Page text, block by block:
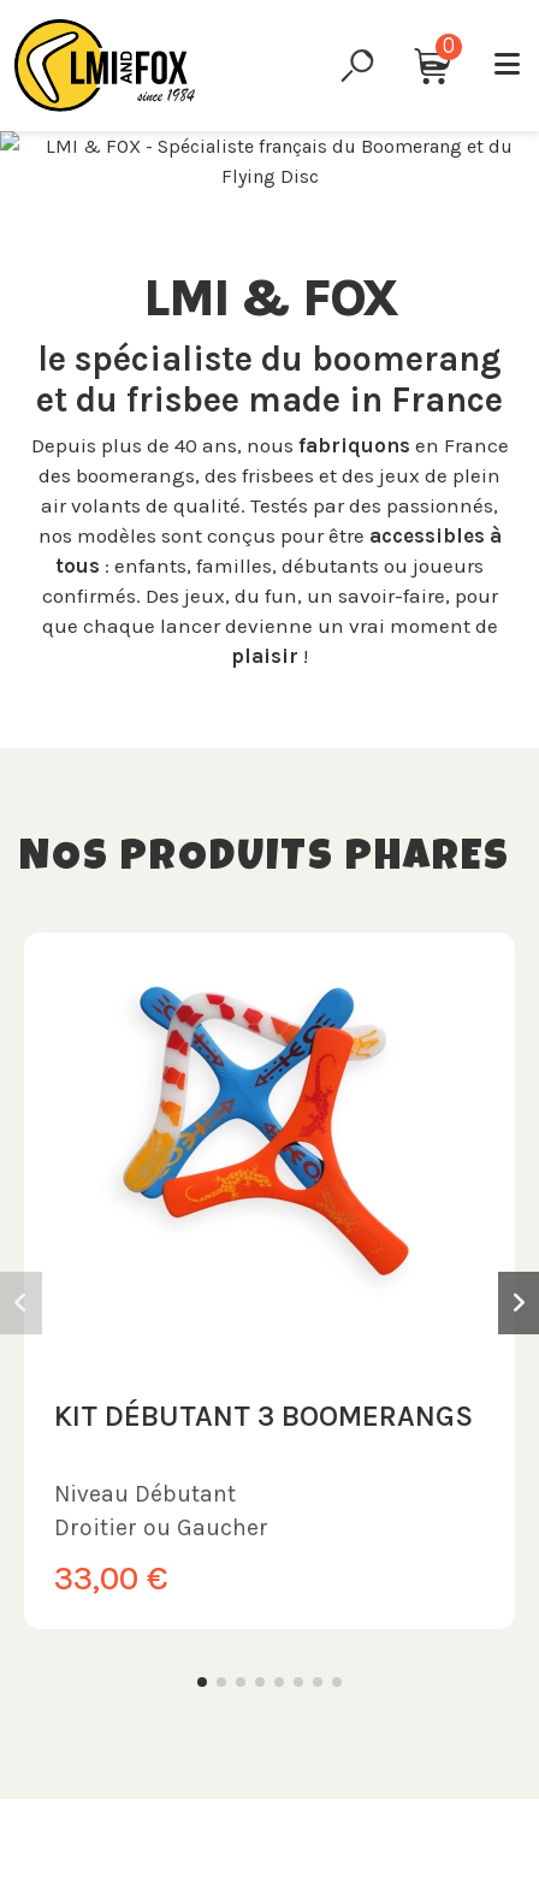
0
LMI & FOX
le spécialiste du boomerang
et du frisbee made in France
Depuis plus de 40 ans, nous fabriquons en France
des boomerangs, des frisbees et des jeux de plein
air volants de qualité. Testés par des passionnés,
nos modèles sont conçus pour être accessibles à
tous : enfants, familles, débutants ou joueurs
confirmés. Des jeux, du fun, un savoir-faire, pour
que chaque lancer devienne un vrai moment de
plaisir !
NOS PRODUITS PHARES
KIT DÉBUTANT 3 BOOMERANGS
Niveau Débutant
Droitier ou Gaucher
33,00 €